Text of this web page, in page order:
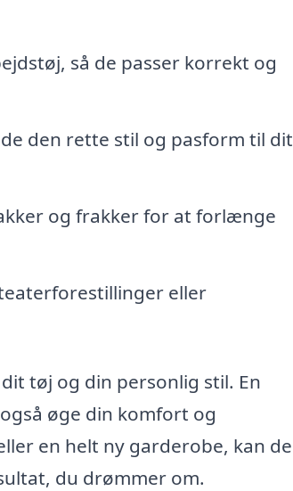
så de passer korrekt og
den rette stil og pasform til dit
og frakker for at forlænge
eller
tøj og din personlig stil. En
øge din komfort og
en helt ny garderobe, kan de
du drømmer om.